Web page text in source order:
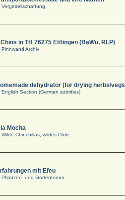
Vergesellschaftung
in TH 76275 Ettlingen (BaWü, RLP)
Pinnwand Archiv
dehydrator (for drying herbs/
English Section (German subtitles)
Mocha
Wilde Chinchillas, wildes Chile
mit Efeu
Pflanzen- und Gartenforum